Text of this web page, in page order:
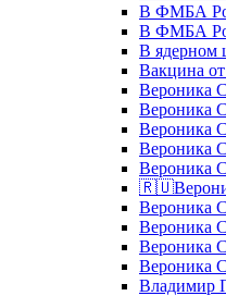
В ФМБА
В ФМБА
В ядерном
Вакцина
Вероника
Вероника
Вероника
Вероника
Вероника
Вероника
Вероника
Вероника
Вероника
Владимир